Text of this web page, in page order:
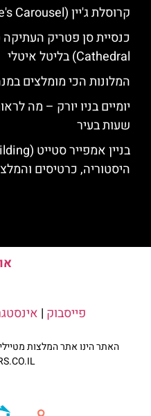
קרוסלת ג'יין (Jane's Carousel) בברוקלין בניו יורק
Cathedral) בליטל איטלי
המלונות הכי מומלצים
שעות בעיר
היסטוריה, כרטיסים
פייסבוק |
האתר הינו אתר המלצות